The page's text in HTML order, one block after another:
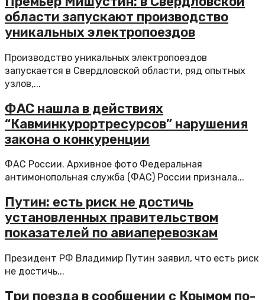
области запускают производство
уникальных электропоездов
Производство уникальных электропоездов
запускается в Свердловской области, ряд опытных
узлов,...
ФАС нашла в действиях
“Кавминкурортресурсов” нарушения
закона о конкуренции
ФАС России. Архивное фото Федеральная
антимонопольная служба (ФАС) России признала...
Путин: есть риск не достичь
установленных правительством
показателей по авиаперевозкам
Президент РФ Владимир Путин заявил, что есть риск
не достичь...
Три поезда в сообщении с Крымом по-